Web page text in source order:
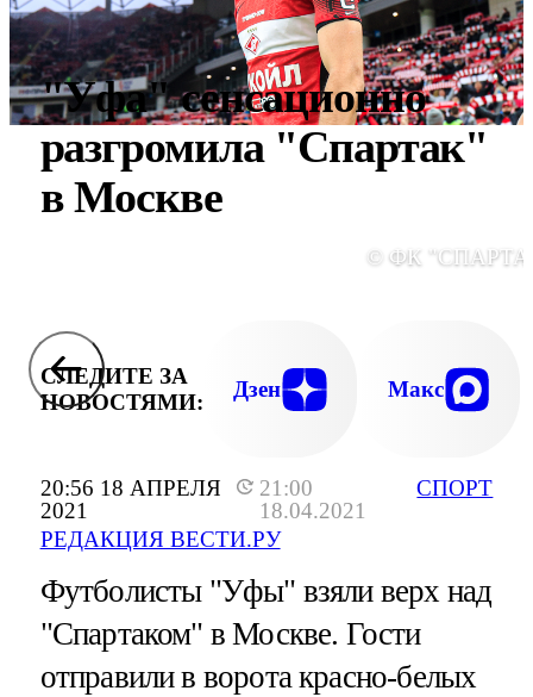
20:56 18 АПРЕЛЯ
2021
21:00
18.04.2021
РЕДАКЦИЯ ВЕСТИ.РУ
СПОРТ
"Уфа" сенсационно
разгромила "Спартак"
в Москве
© ФК
СЛЕДИТЕ ЗА
НОВОСТЯМИ:
Дзен Макс
Футболисты "Уфы" взяли верх над
"Спартаком" в Москве. Гости
отправили в ворота красно-белых